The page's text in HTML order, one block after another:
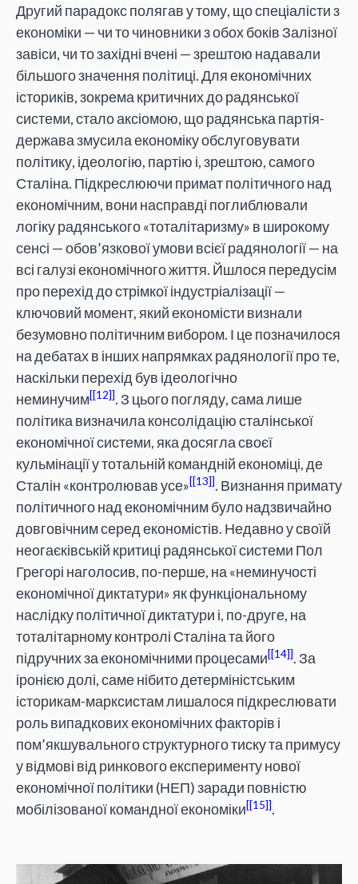
Другий парадокс полягав у тому, що спеціалісти з
економіки — чи то чиновники з обох боків Залізної
завіси, чи то західні вчені — зрештою надавали
більшого значення політиці. Для економічних
істориків, зокрема критичних до радянської
системи, стало аксіомою, що радянська партія-
держава змусила економіку обслуговувати
політику, ідеологію, партію і, зрештою, самого
Сталіна. Підкреслюючи примат політичного над
економічним, вони насправді поглиблювали
логіку радянського «тоталітаризму» в широкому
сенсі — обов’язкової умови всієї радянології — на
всі галузі економічного життя. Йшлося передусім
про перехід до стрімкої індустріалізації —
ключовий момент, який економісти визнали
безумовно політичним вибором. І це позначилося
на дебатах в інших напрямках радянології про те,
наскільки перехід був ідеологічно
неминучим [12] . З цього погляду, сама лише
політика визначила консолідацію сталінської
економічної системи, яка досягла своєї
кульмінації у тотальній командній економіці, де
Сталін «контролював усе» [13] . Визнання примату
політичного над економічним було надзвичайно
довговічним серед економістів. Недавно у своїй
неогаєківській критиці радянської системи Пол
Грегорі наголосив, по-перше, на «неминучості
економічної диктатури» як функціональному
наслідку політичної диктатури і, по-друге, на
тоталітарному контролі Сталіна та його
підручних за економічними процесами [14] . За
іронією долі, саме нібито детерміністським
історикам-марксистам лишалося підкреслювати
роль випадкових економічних факторів і
пом’якшувального структурного тиску та примусу
у відмові від ринкового експерименту нової
економічної політики (НЕП) заради повністю
мобілізованої командної економіки [15] .